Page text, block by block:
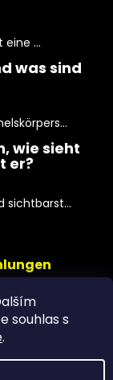
souhlas s
.
...
was sind
wie sieht
er?
sichtbarst...